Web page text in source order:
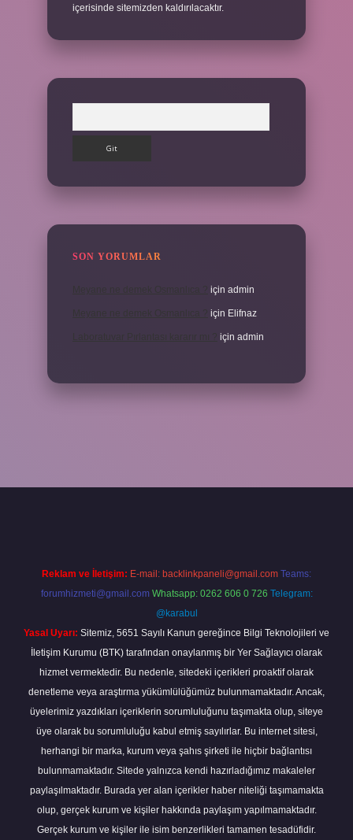
içerisinde sitemizden kaldırılacaktır.
SON YORUMLAR
için admin
için Elifnaz
için admin
Reklam ve İletişim: E-mail: backlinkpaneli@gmail.com Teams:
forumhizmeti@gmail.com Whatsapp: 0262 606 0 726 Telegram:
@karabul
Yasal Uyarı: Sitemiz, 5651 Sayılı Kanun gereğince Bilgi Teknolojileri ve
İletişim Kurumu (BTK) tarafından onaylanmış bir Yer Sağlayıcı olarak
hizmet vermektedir. Bu nedenle, sitedeki içerikleri proaktif olarak
denetleme veya araştırma yükümlülüğümüz bulunmamaktadır. Ancak,
üyelerimiz yazdıkları içeriklerin sorumluluğunu taşımakta olup, siteye
üye olarak bu sorumluluğu kabul etmiş sayılırlar. Bu internet sitesi,
herhangi bir marka, kurum veya şahıs şirketi ile hiçbir bağlantısı
bulunmamaktadır. Sitede yalnızca kendi hazırladığımız makaleler
paylaşılmaktadır. Burada yer alan içerikler haber niteliği taşımamakta
olup, gerçek kurum ve kişiler hakkında paylaşım yapılmamaktadır.
Gerçek kurum ve kişiler ile isim benzerlikleri tamamen tesadüfidir.